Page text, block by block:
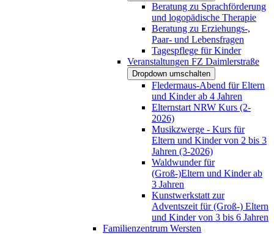
Beratung zu Sprachförderung
und logopädische Therapie
Beratung zu Erziehungs-,
Paar- und Lebensfragen
Tagespflege für Kinder
Veranstaltungen FZ Daimlerstraße
Dropdown umschalten
Fledermaus-Abend für Eltern
und Kinder ab 4 Jahren
Elternstart NRW Kurs (2-
2026)
Musikzwerge - Kurs für
Eltern und Kinder von 2 bis 3
Jahren (3-2026)
Waldwunder für
(Groß-)Eltern und Kinder ab
3 Jahren
Kunstwerkstatt zur
Adventszeit für (Groß-) Eltern
und Kinder von 3 bis 6 Jahren
Familienzentrum Wersten